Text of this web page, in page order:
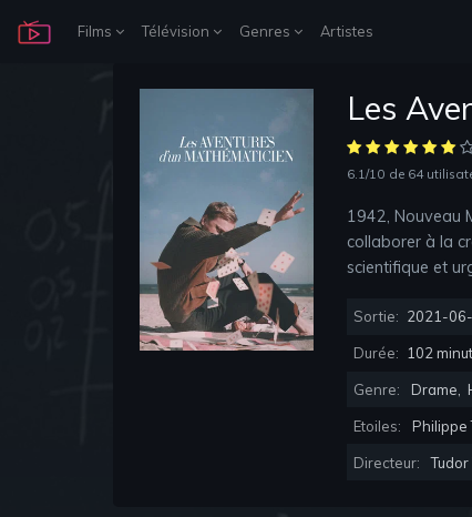
Films Télévision Genres Artistes
Les
6.1/10 de 64
1942, Nouveau
collaborer à la
scientifique et
Sortie: 2021-
Durée: 102
Genre: Drame
Etoiles: Philippe
Directeur: